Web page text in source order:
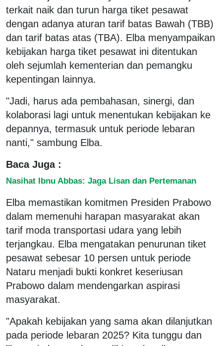
terkait naik dan turun harga tiket pesawat
dengan adanya aturan tarif batas Bawah (TBB)
dan tarif batas atas (TBA). Elba menyampaikan
kebijakan harga tiket pesawat ini ditentukan
oleh sejumlah kementerian dan pemangku
kepentingan lainnya.
"Jadi, harus ada pembahasan, sinergi, dan
kolaborasi lagi untuk menentukan kebijakan ke
depannya, termasuk untuk periode lebaran
nanti," sambung Elba.
Baca Juga :
Nasihat Ibnu Abbas: Jaga Lisan dan Pertemanan
Elba memastikan komitmen Presiden Prabowo
dalam memenuhi harapan masyarakat akan
tarif moda transportasi udara yang lebih
terjangkau. Elba mengatakan penurunan tiket
pesawat sebesar 10 persen untuk periode
Nataru menjadi bukti konkret keseriusan
Prabowo dalam mendengarkan aspirasi
masyarakat.
"Apakah kebijakan yang sama akan dilanjutkan
pada periode lebaran 2025? Kita tunggu dan